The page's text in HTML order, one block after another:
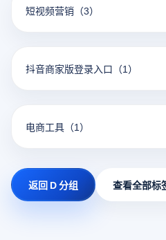
短视频营销 （3）
抖音商家版登录入口 （1）
电商工具 （1）
返回 D 分组 查看全部标